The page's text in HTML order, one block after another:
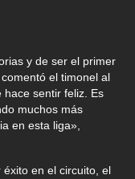
y de ser el primer
el timonel al
sentir feliz. Es
muchos más
en esta liga»,
en el circuito, el